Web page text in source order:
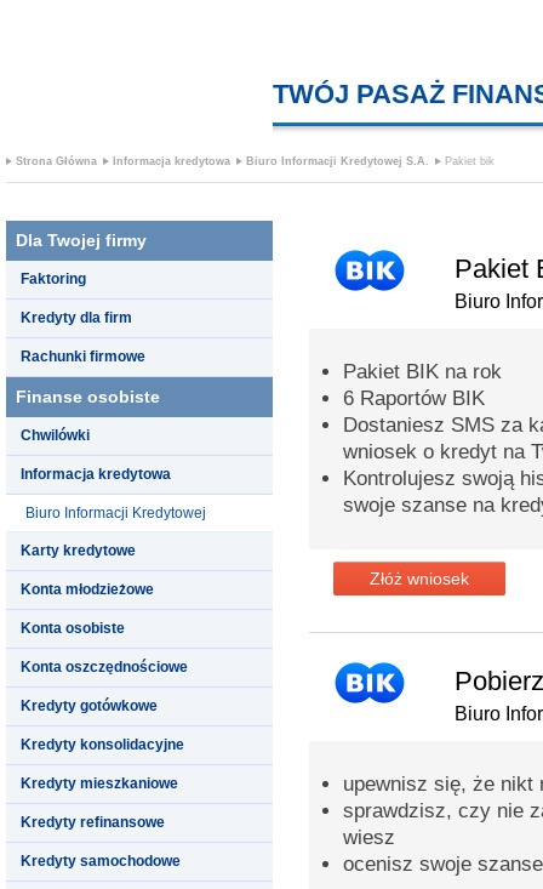
TWÓJ PASAŻ
Strona Główna Informacja kredytowa Biuro Informacji Kredytowej S.A. Pakiet bik
Dla Twojej firmy
Faktoring
Kredyty dla firm
Rachunki firmowe
Finanse osobiste
Chwilówki
Informacja kredytowa
Biuro Informacji Kredytowej
Karty kredytowe
Konta młodzieżowe
Konta osobiste
Konta oszczędnościowe
Kredyty gotówkowe
Kredyty konsolidacyjne
Kredyty mieszkaniowe
Kredyty refinansowe
Kredyty samochodowe
Pakiet
Biuro
Pakiet BIK na rok
6 Raportów BIK
Dostaniesz SMS za
wniosek o kredyt na
Kontrolujesz swoją
swoje szanse na
Złóż wniosek
Biuro
upewnisz się, że nikt
sprawdzisz, czy nie
wiesz
ocenisz swoje